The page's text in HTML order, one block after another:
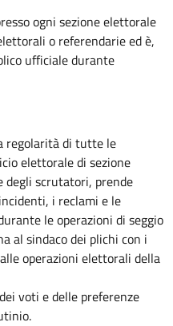
ogni sezione elettorale
o referendarie ed è,
ufficiale durante
regolarità di tutte le
elettorale di sezione
degli scrutatori, prende
i reclami e le
le operazioni di seggio
al sindaco dei plichi con i
operazioni elettorali della
voti e delle preferenze